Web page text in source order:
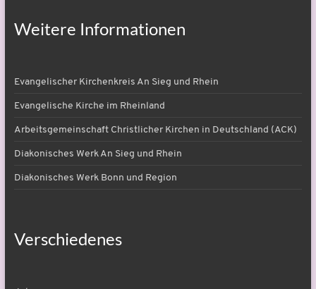
Weitere Informationen
Evangelischer Kirchenkreis An Sieg und Rhein
Evangelische Kirche im Rheinland
Arbeitsgemeinschaft Christlicher Kirchen in Deutschland (ACK)
Diakonisches Werk An Sieg und Rhein
Diakonisches Werk Bonn und Region
Verschiedenes